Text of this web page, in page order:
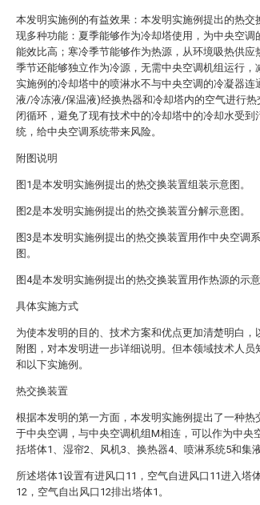
本发明实施例的有益效果：本发明实施例提出的热
现多种功能：夏季能够作为冷却塔使用，为中央空调
能效比高；寒冷季节能够作为热源，从环境吸热供应
季节还能够独立作为冷源，无需中央空调机组运行，
实施例的冷却塔中的喷淋水不与中央空调的冷凝器连
液/冷冻液/保温液)经换热器和冷却塔内的空气进行
闭循环，避免了现有技术中的冷却塔中的冷却水受
统，给中央空调系统带来风险。
附图说明
图1是本发明实施例提出的热交换装置组装示意图。
图2是本发明实施例提出的热交换装置分解示意图。
图3是本发明实施例提出的热交换装置用作中央空调
图。
图4是本发明实施例提出的热交换装置用作热源的示意
具体实施方式
为使本发明的目的、技术方案和优点更加清楚明白，
附图，对本发明进一步详细说明。但本领域技术人员
和以下实施例。
热交换装置
根据本发明的第一方面，本发明实施例提出了一种热
于中央空调，与中央空调机组M相连，可以作为中央
括塔体1、湿帘2、风机3、换热器4、喷淋系统5和集
所述塔体1设置有进风口11，空气自进风口11进入塔
12，空气自出风口12排出塔体1。